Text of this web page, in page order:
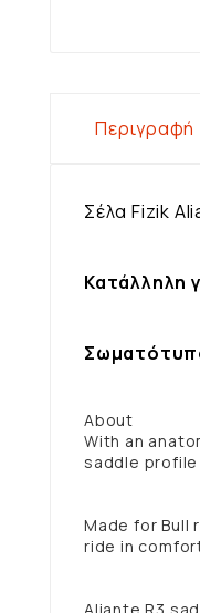
Περιγραφή
Σέλα Fizik
Κατάλληλη
About
With an
saddle
Made for Bull
ride in